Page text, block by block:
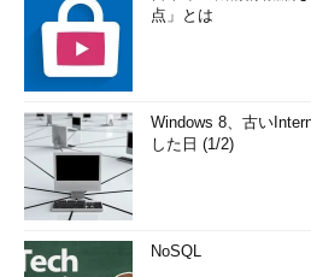
点」とは
Windows 8、古い
した日 (1/2)
NoSQL